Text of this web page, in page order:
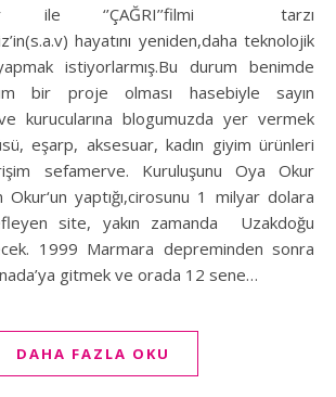
ile ‘’ÇAĞRI’’filmi tarzı
hayatını yeniden,daha teknolojik
istiyorlarmış.Bu durum benimde
bir proje olması hasebiyle sayın
kurucularına blogumuzda yer vermek
eşarp, aksesuar, kadın giyim ürünleri
sefamerve. Kuruluşunu Oya Okur
yaptığı,cirosunu 1 milyar dolara
site, yakın zamanda Uzakdoğu
1999 Marmara depreminden sonra
gitmek ve orada 12 sene…
DAHA FAZLA OKU